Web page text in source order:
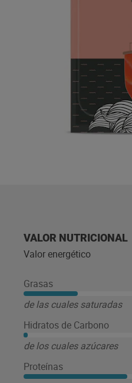
VALOR NUTRICIONAL
Valor energético
Grasas
de las cuales saturadas
Hidratos de Carbono
de los cuales azúcares
Proteínas